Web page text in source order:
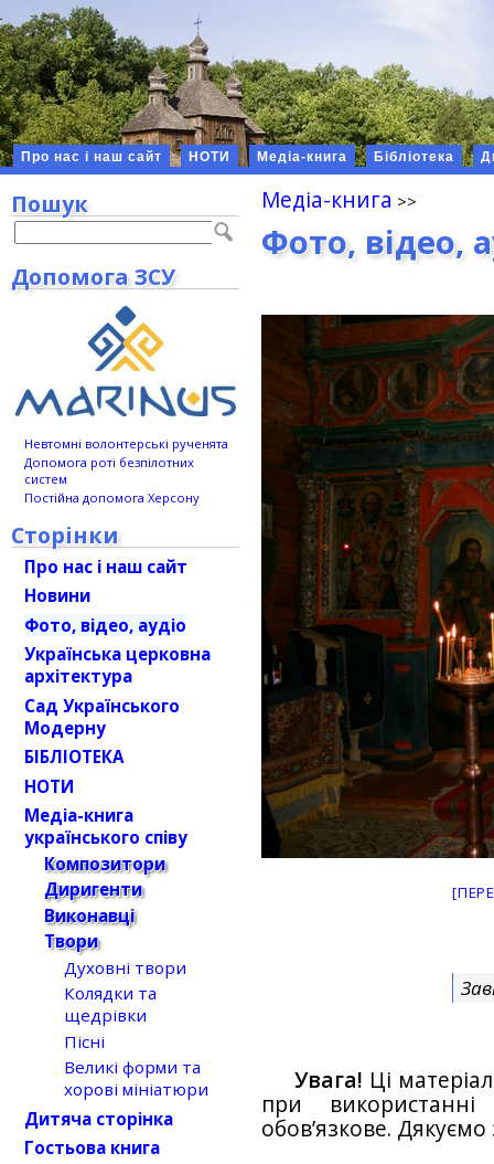
Про нас і наш сайт НОТИ Медіа-книга Бібліотека
Медіа-книга
Фото, відео,
Увага! Ці
при
обов’язкове.
Пошук
Допомога ЗСУ
Невтомні волонтерські рученята
Допомога роті безпілотних
систем
Постійна допомога Херсону
Сторінки
Про нас і наш сайт
Новини
Фото, відео, аудіо
Українська церковна
архітектура
Сад Українського
Модерну
БІБЛІОТЕКА
НОТИ
Медіа-книга
українського співу
Композитори
Диригенти
Виконавці
Твори
Духовні твори
Колядки та
щедрівки
Пісні
Великі форми та
хорові мініатюри
Дитяча сторінка
Гостьова книга